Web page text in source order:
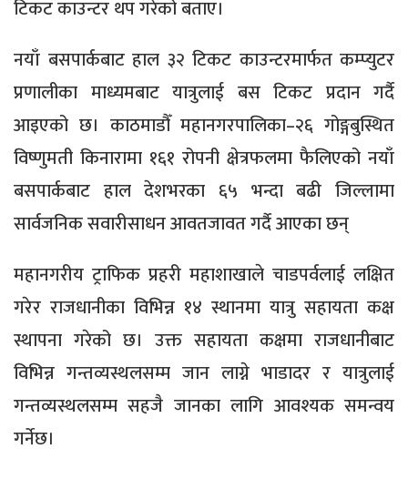
टिकट काउन्टर थप गरेको बताए।
नयाँ बसपार्कबाट हाल ३२ टिकट काउन्टरमार्फत कम्प्युटर
प्रणालीका माध्यमबाट यात्रुलाई बस टिकट प्रदान गर्दै
आइएको छ। काठमाडौँ महानगरपालिका–२६ गोङ्गबुस्थित
विष्णुमती किनारामा १६१ रोपनी क्षेत्रफलमा फैलिएको नयाँ
बसपार्कबाट हाल देशभरका ६५ भन्दा बढी जिल्लामा
सार्वजनिक सवारीसाधन आवतजावत गर्दै आएका छन्
महानगरीय ट्राफिक प्रहरी महाशाखाले चाडपर्वलाई लक्षित
गरेर राजधानीका विभिन्न १४ स्थानमा यात्रु सहायता कक्ष
स्थापना गरेको छ। उक्त सहायता कक्षमा राजधानीबाट
विभिन्न गन्तव्यस्थलसम्म जान लाग्ने भाडादर र यात्रुलाई
गन्तव्यस्थलसम्म सहजै जानका लागि आवश्यक समन्वय
गर्नेछ।